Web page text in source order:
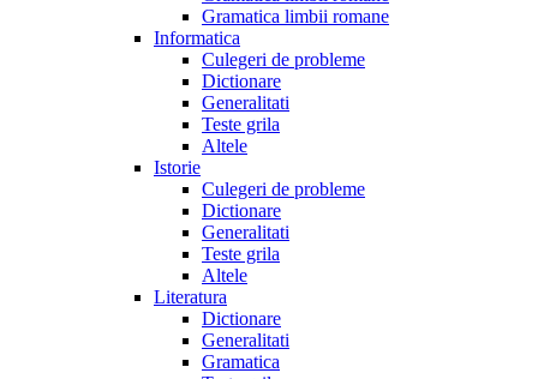
Gramatica limbii romane
Informatica
Culegeri de probleme
Dictionare
Generalitati
Teste grila
Altele
Istorie
Culegeri de probleme
Dictionare
Generalitati
Teste grila
Altele
Literatura
Dictionare
Generalitati
Gramatica